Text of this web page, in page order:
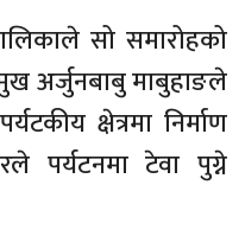
सो समारोहको
अर्जुनबाबु माबुहाङले
क्षेत्रमा निर्माण
पर्यटनमा टेवा पुग्ने